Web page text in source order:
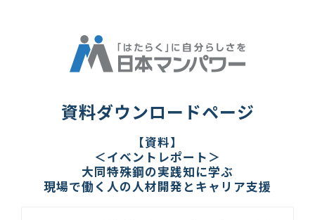
資料ダウンロードページ
【資料】
＜イベントレポート＞
大同特殊鋼の実践知に学ぶ
現場で働く人の人材開発とキャリア支援